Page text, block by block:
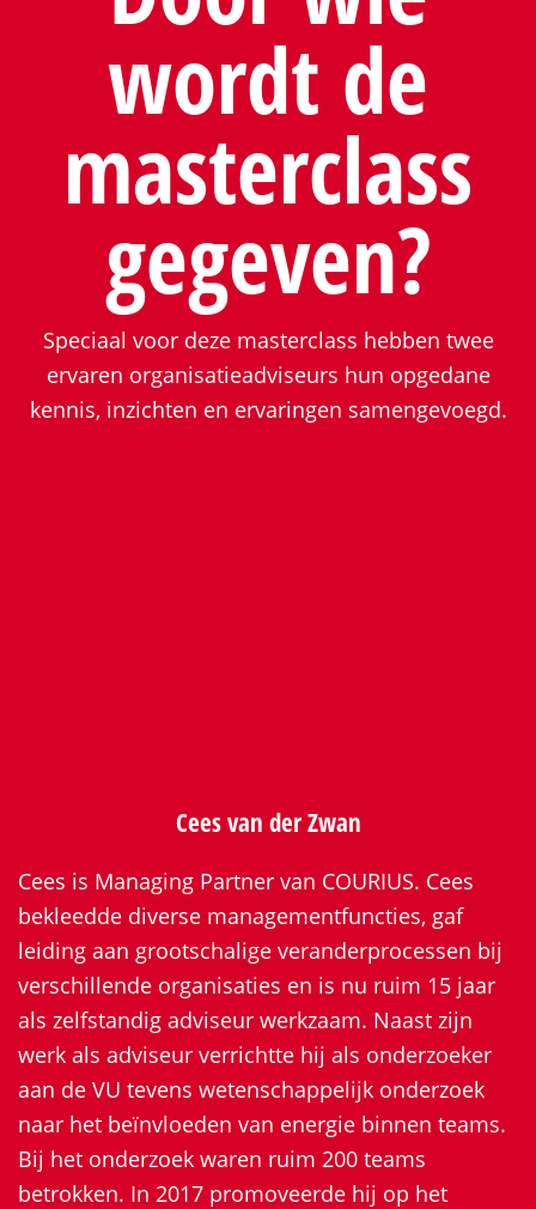
wordt de
masterclass
gegeven?
Speciaal voor deze masterclass hebben twee
ervaren organisatieadviseurs hun opgedane
kennis, inzichten en ervaringen samengevoegd.
Cees van der Zwan
Cees is Managing Partner van COURIUS. Cees
bekleedde diverse managementfuncties, gaf
leiding aan grootschalige veranderprocessen bij
verschillende organisaties en is nu ruim 15 jaar
als zelfstandig adviseur werkzaam. Naast zijn
werk als adviseur verrichtte hij als onderzoeker
aan de VU tevens wetenschappelijk onderzoek
naar het beïnvloeden van energie binnen teams.
Bij het onderzoek waren ruim 200 teams
betrokken. In 2017 promoveerde hij op het